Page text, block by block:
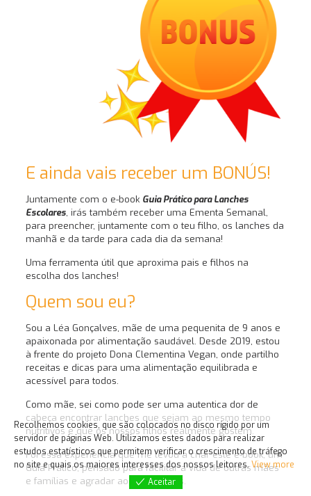
E ainda vais receber um BONÚS!
Juntamente com o e-book Guia Prático para Lanches
Escolares, irás também receber uma Ementa Semanal,
para preencher, juntamente com o teu filho, os lanches da
manhã e da tarde para cada dia da semana!
Uma ferramenta útil que aproxima pais e filhos na
escolha dos lanches!
Quem sou eu?
Sou a Léa Gonçalves, mãe de uma pequenita de 9 anos e
apaixonada por alimentação saudável. Desde 2019, estou
à frente do projeto Dona Clementina Vegan, onde partilho
receitas e dicas para uma alimentação equilibrada e
acessível para todos.
Como mãe, sei como pode ser uma autentica dor de
cabeça encontrar lanches que sejam ao mesmo tempo
nutritivos e que os nossos filhos realmente gostem.
Foi essa experiência que me levou a criar este e-book, um
Guia Prático, pensado para facilitar a vida de outras mães
e famílias e agradar aos seus filhos.
Recolhemos cookies, que são colocados no disco rígido por um
servidor de páginas Web. Utilizamos estes dados para realizar
estudos estatísticos que permitem verificar o crescimento de tráfego
no site e quais os maiores interesses dos nossos leitores.View more
Aceitar